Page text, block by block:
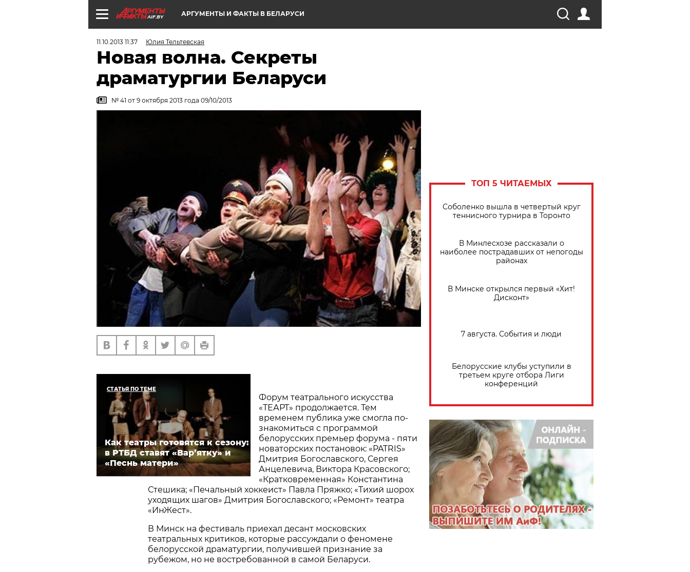
AIF.BY АРГУМЕНТЫ И ФАКТЫ В БЕЛАРУСИ
11.10.2013 11:37 Юлия Тельтевская
Новая волна. Секреты
драматургии Беларуси
№ 41 от 9 октября 2013 года 09/10/2013
СТАТЬЯ ПО ТЕМЕ
Как театры готовятся к сезону:
в РТБД ставят «Вар’ятку» и
«Песнь матери»
Форум театрального искусства
«ТЕАРТ» продолжается. Тем
временем публика уже смогла по-
знакомиться с программой
белорусских премьер форума - пяти
новаторских постановок: «PATRIS»
Дмитрия Богославского, Сергея
Анцелевича, Виктора Красовского;
«Кратковременная» Константина
Стешика; «Печальный хоккеист» Павла Пряжко; «Тихий шорох
уходящих шагов» Дмитрия Богославского; «Ремонт» театра
«ИнЖест».
В Минск на фестиваль приехал десант московских
театральных критиков, которые рассуждали о феномене
белорусской драматургии, получившей признание за
рубежом, но не востребованной в самой Беларуси.
ТОП 5 ЧИТАЕМЫХ
Соболенко вышла в четвертый круг
теннисного турнира в Торонто
В Минлесхозе рассказали о
наиболее пострадавших от непогоды
районах
В Минске открылся первый «Хит!
Дисконт»
7 августа. События и люди
Белорусские клубы уступили в
третьем круге отбора Лиги
конференций